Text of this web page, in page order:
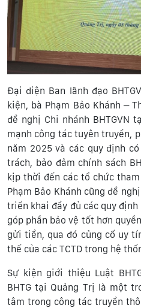
Đại diện Ban lãnh đạo
kiện, bà Phạm Bảo Khánh –
đề nghị Chi nhánh BHTGVN
mạnh công tác tuyên truyền,
năm 2025 và các quy định
trách, bảo đảm chính sách
kịp thời đến các tổ chức
Phạm Bảo Khánh cũng đề
triển khai đầy đủ các quy
góp phần bảo vệ tốt hơn
gửi tiền, qua đó củng cố uy
thế của các TCTD trong hệ
Sự kiện giới thiệu Luật
BHTG tại Quảng Trị là một
tâm trong công tác truyền